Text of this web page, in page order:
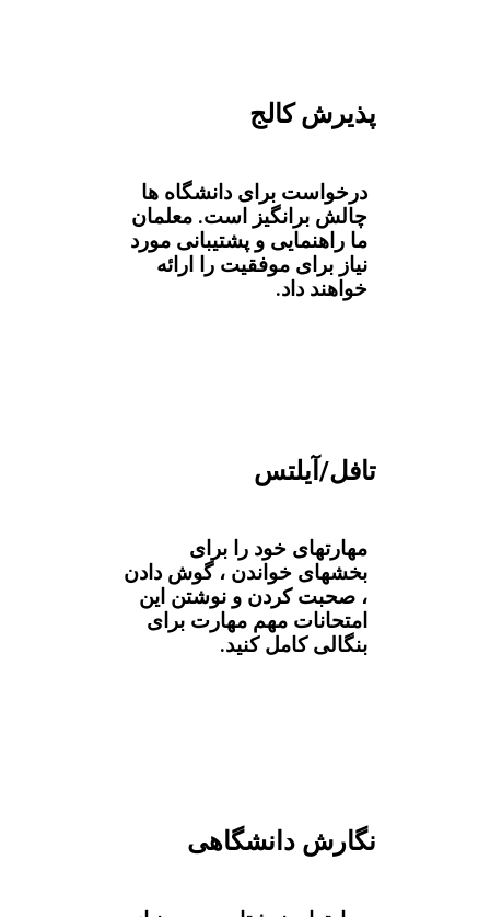
پذیرش کالج
درخواست برای دانشگاه ها
چالش برانگیز است. معلمان
ما راهنمایی و پشتیبانی مورد
نیاز برای موفقیت را ارائه
خواهند داد.
تافل/آیلتس
مهارتهای خود را برای
بخشهای خواندن ، گوش دادن
، صحبت کردن و نوشتن این
امتحانات مهم مهارت برای
بنگالی کامل کنید.
نگارش دانشگاهی